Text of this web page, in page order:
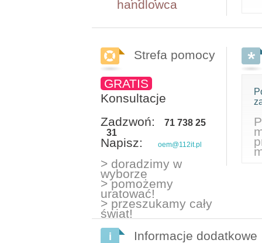
handlowca
Strefa pomocy
GRATIS
Konsultacje
Zadzwoń:
71 738 25
31
Napisz: oem@112it.pl
> doradzimy w
wyborze
> pomożemy
uratować!
> przeszukamy cały
świat!
Informacje dodatkowe